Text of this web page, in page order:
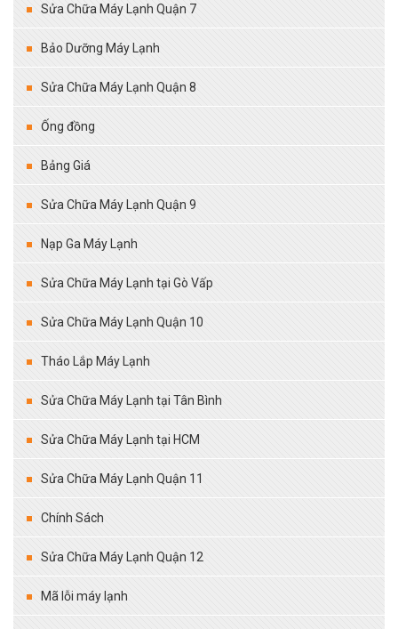
Sửa Chữa Máy Lạnh Quận 7
Bảo Dưỡng Máy Lạnh
Sửa Chữa Máy Lạnh Quận 8
Ống đồng
Bảng Giá
Sửa Chữa Máy Lạnh Quận 9
Nạp Ga Máy Lạnh
Sửa Chữa Máy Lạnh tại Gò Vấp
Sửa Chữa Máy Lạnh Quận 10
Tháo Lắp Máy Lạnh
Sửa Chữa Máy Lạnh tại Tân Bình
Sửa Chữa Máy Lạnh tại HCM
Sửa Chữa Máy Lạnh Quận 11
Chính Sách
Sửa Chữa Máy Lạnh Quận 12
Mã lỗi máy lạnh